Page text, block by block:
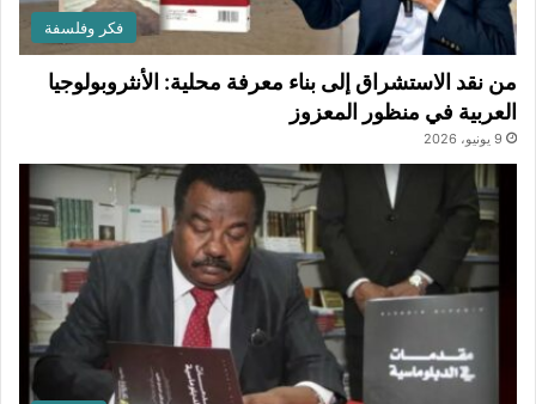
فكر وفلسفة
من نقد الاستشراق إلى بناء معرفة محلية: الأنثروبولوجيا
العربية في منظور المعزوز
9 يونيو، 2026